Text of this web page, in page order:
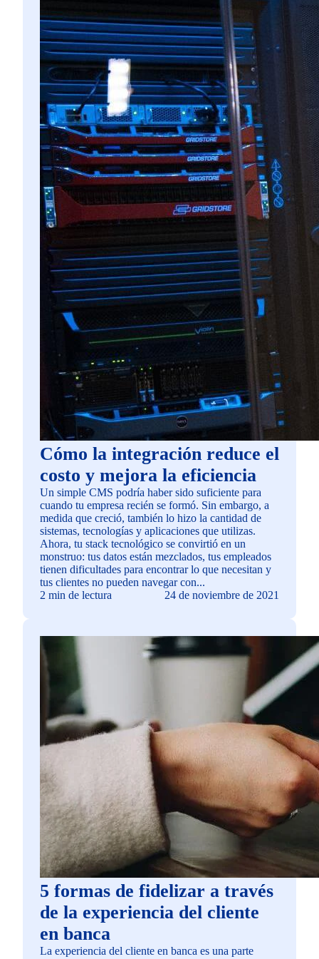
Cómo la integración reduce el
costo y mejora la eficiencia
Un simple CMS podría haber sido suficiente para
cuando tu empresa recién se formó. Sin embargo, a
medida que creció, también lo hizo la cantidad de
sistemas, tecnologías y aplicaciones que utilizas.
Ahora, tu stack tecnológico se convirtió en un
monstruo: tus datos están mezclados, tus empleados
tienen dificultades para encontrar lo que necesitan y
tus clientes no pueden navegar con...
2 min de lectura
24 de noviembre de 2021
5 formas de fidelizar a través
de la experiencia del cliente
en banca
La experiencia del cliente en banca es una parte